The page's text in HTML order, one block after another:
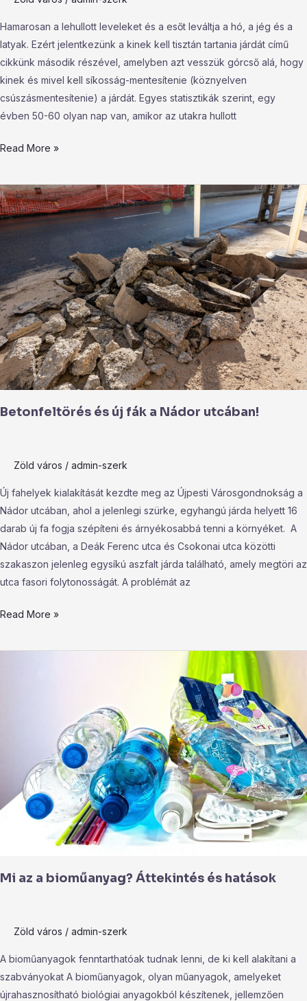
Hamarosan a lehullott leveleket és a esőt leváltja a hó, a jég és a
latyak. Ezért jelentkezünk a kinek kell tisztán tartania járdát című
cikkünk második részével, amelyben azt vesszük górcső alá, hogy
kinek és mivel kell síkosság-mentesítenie (köznyelven
csúszásmentesítenie) a járdát. Egyes statisztikák szerint, egy
évben 50-60 olyan nap van, amikor az utakra hullott
Read More »
Betonfeltörés és új fák a Nádor utcában!
Zöld város / admin-szerk
Új fahelyek kialakítását kezdte meg az Újpesti Városgondnokság a
Nádor utcában, ahol a jelenlegi szürke, egyhangú járda helyett 16
darab új fa fogja szépíteni és árnyékosabbá tenni a környéket. A
Nádor utcában, a Deák Ferenc utca és Csokonai utca közötti
szakaszon jelenleg egysíkú aszfalt járda található, amely megtöri az
utca fasori folytonosságát. A problémát az
Betonfeltörés
és
Nádor
utcában!
Read More »
Mi az a bioműanyag? Áttekintés és hatások
Zöld város / admin-szerk
A bioműanyagok fenntarthatóak tudnak lenni, de ki kell alakítani a
szabványokat A bioműanyagok, olyan műanyagok, amelyeket
újrahasznosítható biológiai anyagokból készítenek, jellemzően
hatások